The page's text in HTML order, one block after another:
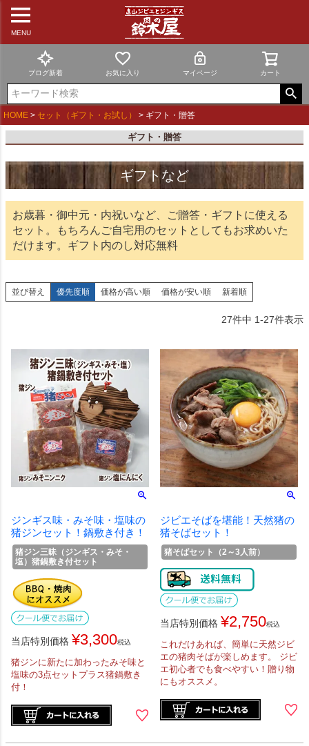
MENU
ブログ新着 お気に入り マイページ カート
HOME セット（ギフト・お試し） ギフト・贈答
ギフト・贈答
ギフトなど
お歳暮・御中元・内祝いなど、ご贈答・ギフトに使える
セット。もちろんご自宅用のセットとしてもお求めいた
だけます。ギフト内のし対応無料
並び替え 優先度順 価格が高い順 価格が安い順 新着順
27件中 1-27件表示
ジンギス味・みそ味・塩味の
猪ジンセット！鍋敷き付き！
猪ジン三昧（ジンギス・みそ・
塩）猪鍋敷き付セット
当店特別価格 ¥3,300税込
猪ジンに新たに加わったみそ味と
塩味の3点セットプラス猪鍋敷き
付！
ジビエそばを堪能！天然猪の
猪そばセット！
猪そばセット（2～3人前）
当店特別価格 ¥2,750税込
これだけあれば、簡単に天然ジビ
エの猪肉そばが楽しめます。 ジビ
エ初心者でも食べやすい！贈り物
にもオススメ。